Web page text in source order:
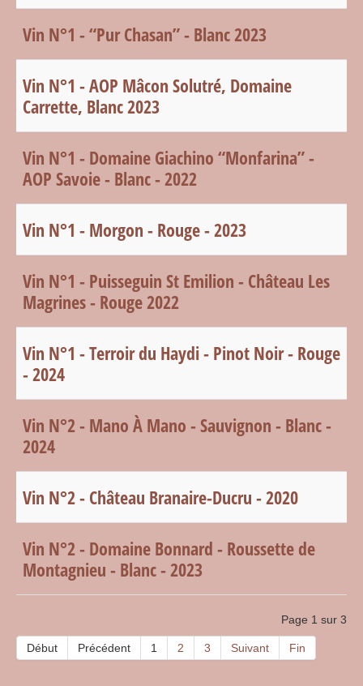
Vin N°1 - “Pur Chasan” - Blanc 2023
Vin N°1 - AOP Mâcon Solutré, Domaine
Carrette, Blanc 2023
Vin N°1 - Domaine Giachino “Monfarina” -
AOP Savoie - Blanc - 2022
Vin N°1 - Morgon - Rouge - 2023
Vin N°1 - Puisseguin St Emilion - Château Les
Magrines - Rouge 2022
Vin N°1 - Terroir du Haydi - Pinot Noir - Rouge
- 2024
Vin N°2 - Mano À Mano - Sauvignon - Blanc -
2024
Vin N°2 - Château Branaire-Ducru - 2020
Vin N°2 - Domaine Bonnard - Roussette de
Montagnieu - Blanc - 2023
Page 1 sur 3
Début Précédent 1 2 3 Suivant Fin